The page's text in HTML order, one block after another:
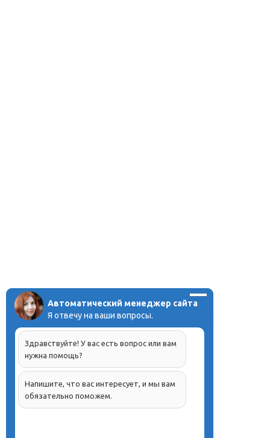
Автоматический менеджер сайта
Я отвечу на ваши вопросы.
Здравствуйте! У вас есть вопрос или вам
нужна помощь?
Напишите, что вас интересует, и мы вам
обязательно поможем.